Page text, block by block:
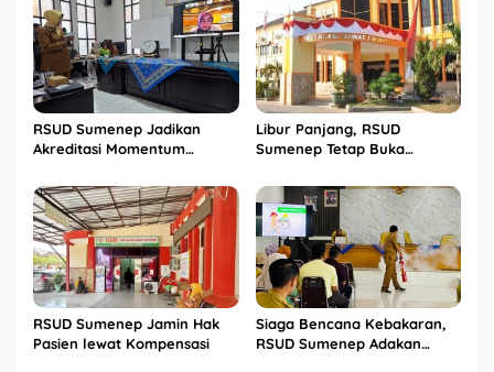
RSUD Sumenep Jadikan
Akreditasi Momentum
Layanan
Libur Panjang, RSUD
Sumenep Tetap Buka
Sabtu
RSUD Sumenep Jamin Hak
Pasien lewat Kompensasi
Siaga Bencana Kebakaran,
RSUD Sumenep Adakan